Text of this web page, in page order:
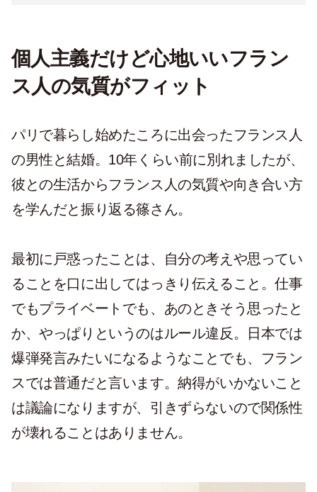
個人主義だけど心地いいフラン
ス人の気質がフィット
パリで暮らし始めたころに出会ったフランス人
の男性と結婚。10年くらい前に別れましたが、
彼との生活からフランス人の気質や向き合い方
を学んだと振り返る篠さん。
最初に戸惑ったことは、自分の考えや思ってい
ることを口に出してはっきり伝えること。仕事
でもプライベートでも、あのときそう思ったと
か、やっぱりというのはルール違反。日本では
爆弾発言みたいになるようなことでも、フラン
スでは普通だと言います。納得がいかないこと
は議論になりますが、引きずらないので関係性
が壊れることはありません。